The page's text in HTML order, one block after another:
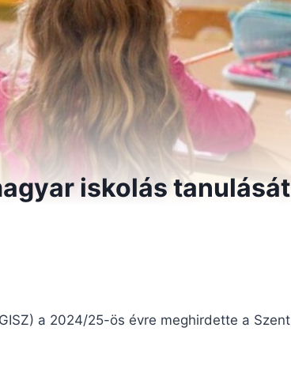
iskolás tanulását
a 2024/25-ös évre meghirdette a Szent